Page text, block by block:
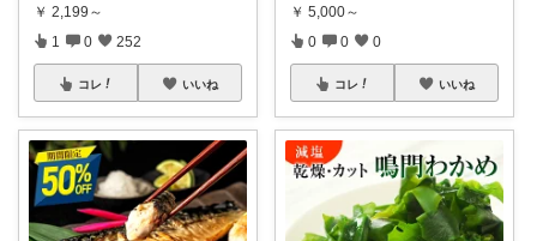
￥ 2,199～
1 0 252
コレ いいね
￥ 5,000～
0 0 0
コレ いいね